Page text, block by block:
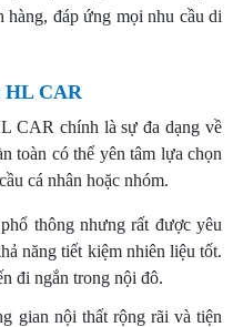
hàng, đáp ứng mọi nhu cầu di
HL CAR
CAR chính là sự đa dạng về
toàn có thể yên tâm lựa chọn
cá nhân hoặc nhóm.
thông nhưng rất được yêu
năng tiết kiệm nhiên liệu tốt.
đi ngắn trong nội đô.
gian nội thất rộng rãi và tiện